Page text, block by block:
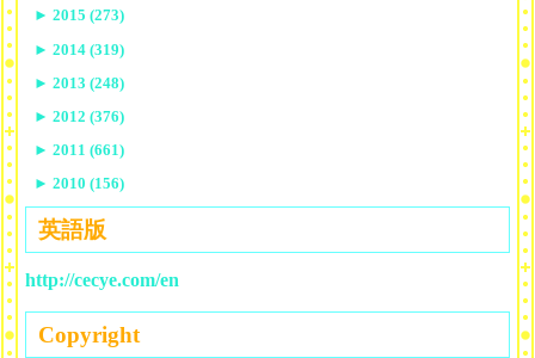
► 2015 (273)
► 2014 (319)
► 2013 (248)
► 2012 (376)
► 2011 (661)
► 2010 (156)
英語版
http://cecye.com/en
Copyright